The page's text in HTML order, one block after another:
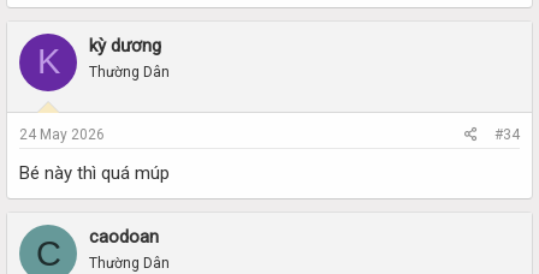
K kỳ dương
Thường Dân
24 May 2026 #34
Bé này thì quá múp
C caodoan
Thường Dân